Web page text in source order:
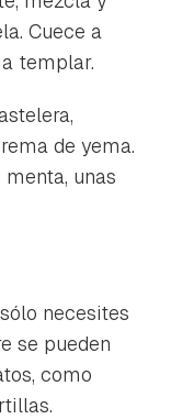
Cuece a
templar.
de yema.
unas
necesites
se pueden
como